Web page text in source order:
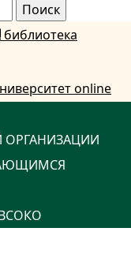
библиотека
online
ОРГАНИЗАЦИИ